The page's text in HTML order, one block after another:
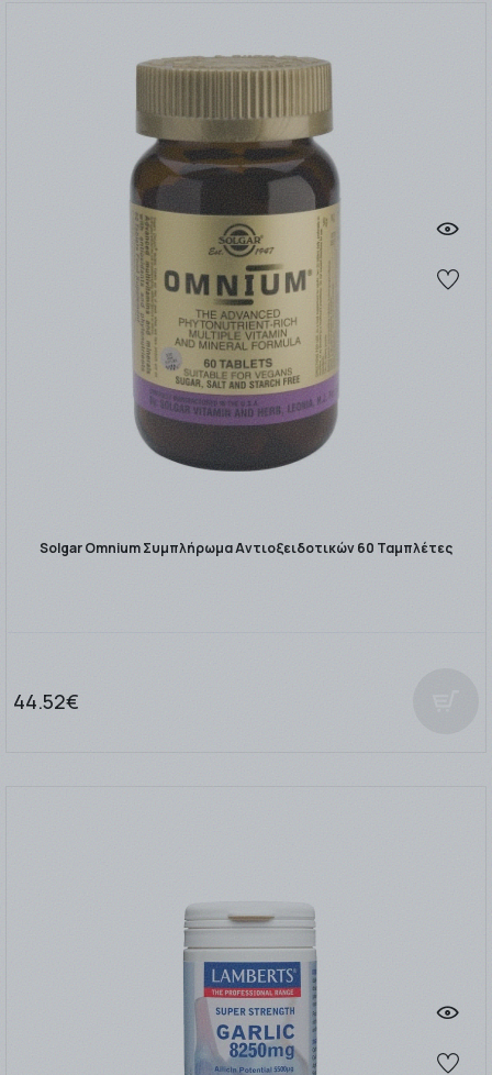
Solgar Omnium Συμπλήρωμα Αντιοξειδοτικών 60 Ταμπλέτες
44.52€